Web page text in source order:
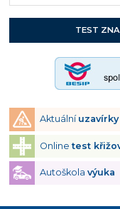
TEST
Aktuální uzavírky
Onlinetest
Autoškola výuka